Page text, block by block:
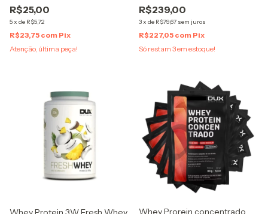
R$25,00
5x de R$5,72
R$23,75 com Pix
Atenção, última peça!
R$239,00
3x de R$79,67 sem juros
R$227,05 com Pix
Só restam 3em estoque!
Whey Prorein concentrado